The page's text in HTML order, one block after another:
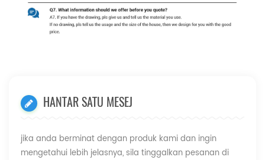
HANTAR SATU MESEJ
jika anda berminat dengan produk kami dan ingin
mengetahui lebih jelasnya, sila tinggalkan pesanan di